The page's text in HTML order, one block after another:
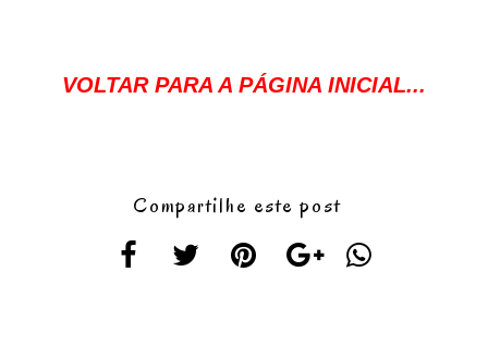
VOLTAR PARA A PÁGINA INICIAL...
Compartilhe este post